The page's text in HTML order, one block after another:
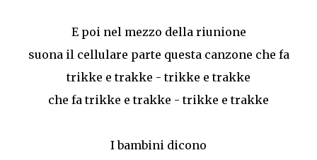
E poi nel mezzo della riunione
suona il cellulare parte questa canzone che fa
trikke e trakke - trikke e trakke
che fa trikke e trakke - trikke e trakke
I bambini dicono